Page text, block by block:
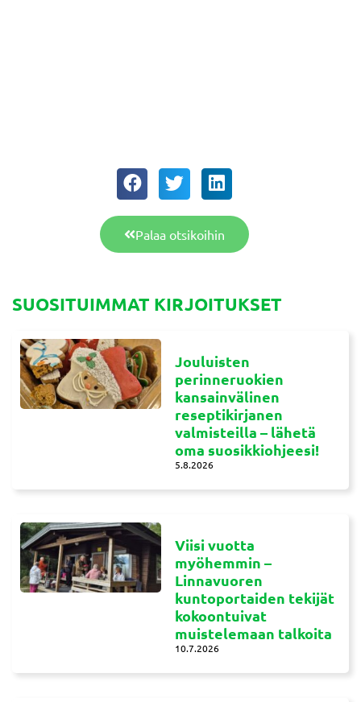
Palaa otsikoihin
SUOSITUIMMAT KIRJOITUKSET
Jouluisten
perinneruokien
kansainvälinen
reseptikirjanen
valmisteilla – lähetä
oma suosikkiohjeesi!
5.8.2026
Viisi vuotta
myöhemmin –
Linnavuoren
kuntoportaiden tekijät
kokoontuivat
muistelemaan talkoita
10.7.2026